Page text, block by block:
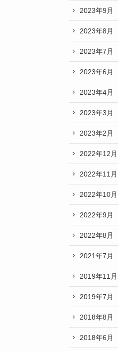
2023年9月
2023年8月
2023年7月
2023年6月
2023年4月
2023年3月
2023年2月
2022年12月
2022年11月
2022年10月
2022年9月
2022年8月
2021年7月
2019年11月
2019年7月
2018年8月
2018年6月